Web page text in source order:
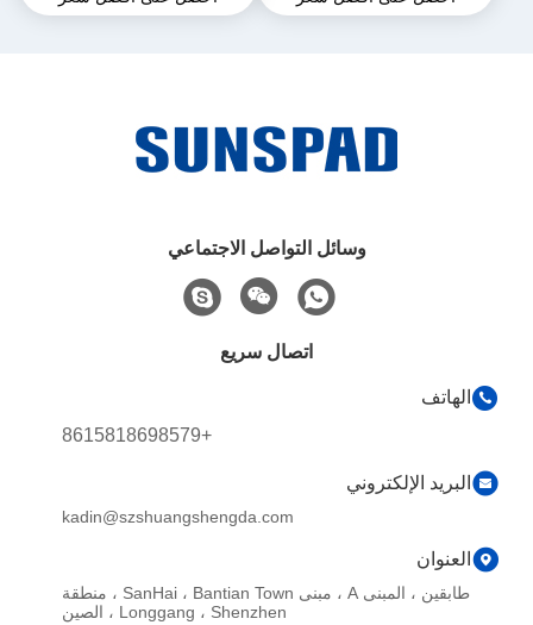
وسائل التواصل الاجتماعي
اتصال سريع
الهاتف
+8615818698579
البريد الإلكتروني
kadin@szshuangshengda.com
العنوان
طابقين ، المبنى A ، مبنى SanHai ، Bantian Town ، منطقة
Longgang ، Shenzhen ، الصين